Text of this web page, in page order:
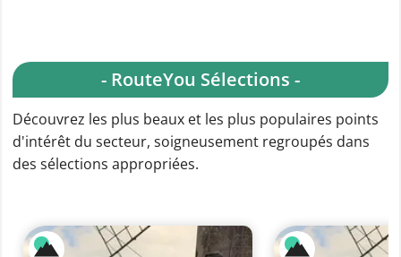
- RouteYou Sélections -
Découvrez les plus beaux et les plus populaires points
d'intérêt du secteur, soigneusement regroupés dans
des sélections appropriées.